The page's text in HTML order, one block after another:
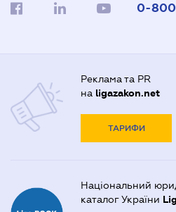
0-
Реклама та PR
на ligazakon.net
ТАРИФИ
Національний
каталог України